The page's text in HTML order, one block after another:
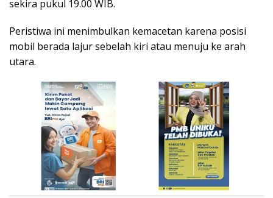
sekira pukul 19.00 WIB.
Peristiwa ini menimbulkan kemacetan karena posisi
mobil berada lajur sebelah kiri atau menuju ke arah
utara.